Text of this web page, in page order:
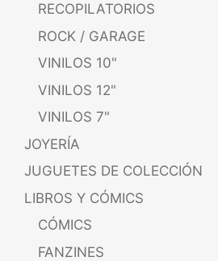
RECOPILATORIOS
ROCK / GARAGE
VINILOS 10"
VINILOS 12"
VINILOS 7"
JOYERÍA
JUGUETES DE COLECCIÓN
LIBROS Y CÓMICS
CÓMICS
FANZINES